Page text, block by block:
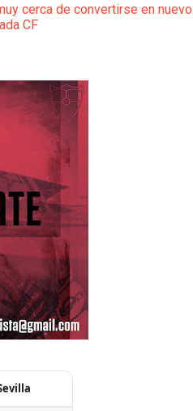
cerca de convertirse en nuevo
CF